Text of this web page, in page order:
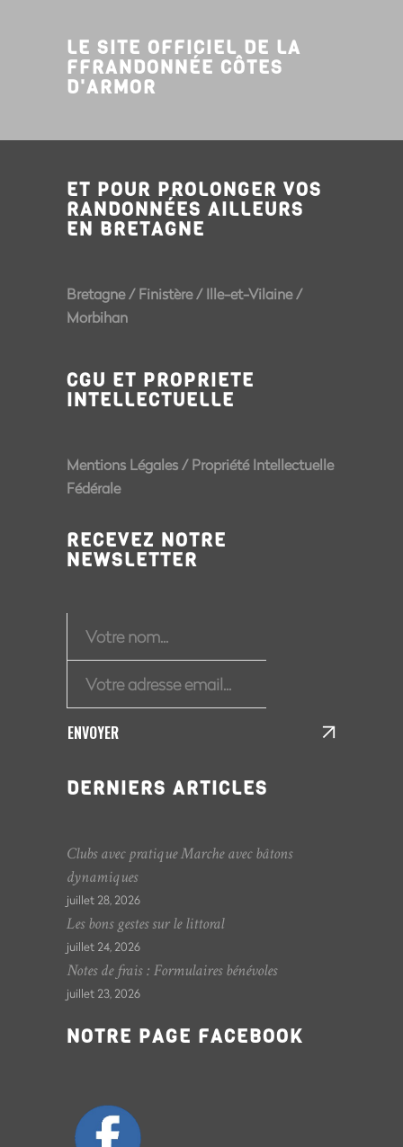
LE SITE OFFICIEL DE LA
FFRANDONNÉE CÔTES
D'ARMOR
ET POUR PROLONGER VOS
RANDONNÉES AILLEURS
EN BRETAGNE
Bretagne/Finistère/Ille-et-Vilaine/
Morbihan
CGU ET PROPRIETE
INTELLECTUELLE
Mentions Légales/Propriété Intellectuelle
Fédérale
RECEVEZ NOTRE
NEWSLETTER
ENVOYER
DERNIERS ARTICLES
Clubs avec pratique Marche avec bâtons
dynamiques
juillet 28, 2026
Les bons gestes sur le littoral
juillet 24, 2026
Notes de frais : Formulaires bénévoles
juillet 23, 2026
NOTRE PAGE FACEBOOK